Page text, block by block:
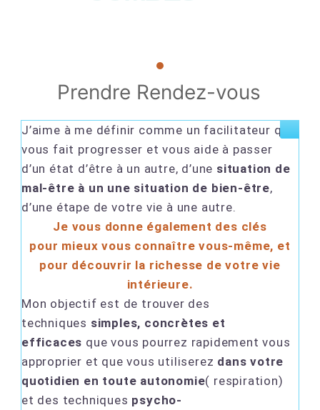
Prendre Rendez-vous
J’aime à me définir comme un facilitateur qui
vous fait progresser et vous aide à passer
d’un état d’être à un autre, d’une situation de
mal-être à un une situation de bien-être,
d’une étape de votre vie à une autre.
Je vous donne également des clés
pour mieux vous connaître vous-même, et
pour découvrir la richesse de votre vie
intérieure.
Mon objectif est de trouver des
techniques simples, concrètes et
efficaces que vous pourrez rapidement vous
approprier et que vous utiliserez dans votre
quotidien en toute autonomie( respiration)
et des techniques psycho-